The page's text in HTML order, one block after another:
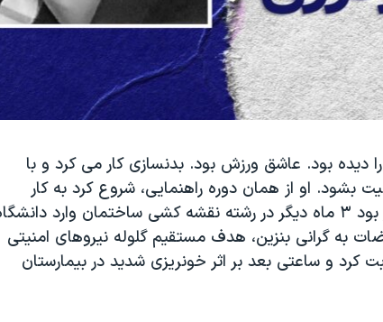
گودرزی تنها ۱۹ بهار را دیده بود. عاشق ورزش بود. بدنسازی کار می کرد و با
بشود. او از همان دوره راهنمایی، شروع کرد به کار
کردن. تازه دیپلم گرفته بود و قرار بود ۳ ماه دیگر در رشته نقشه کشی ساختمان وارد
در اعتراضات به گرانی بنزین، هدف مستقیم گلوله نیروهای امنیتی
کرد و ساعتی بعد بر اثر خونریزی شدید در بیمارستان